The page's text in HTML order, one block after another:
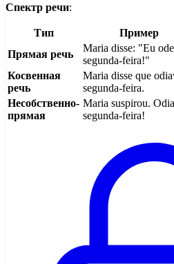
Спектр речи:
Тип Пример
Прямая речь
Maria disse: "Eu
segunda-feira!"
Косвенная
речь
Maria disse que
segunda-feira.
Несобственно-
прямая
Maria suspirou.
segunda-feira!